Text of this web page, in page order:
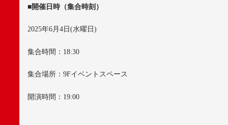
■開催日時（集合時刻）
2025年6月 4 日 (水曜日 )
集合時間： 18:30
集合場所： 9Fイベントスペース
開演時間： 19:00